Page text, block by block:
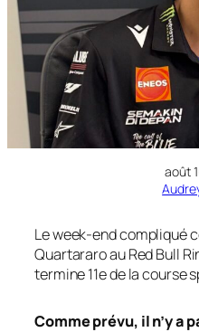
août
Le week-end compliqué
Quartararo au Red Bull
termine 11e de la course
Comme prévu, il n’y a